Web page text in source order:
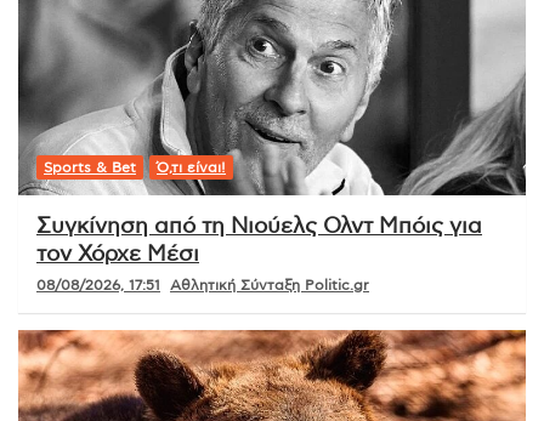
Sports & Bet Ό,τι είναι!
Συγκίνηση από τη Νιούελς Ολντ Μπόις για
τον Χόρχε Μέσι
08/08/2026, 17:51 Αθλητική Σύνταξη Politic.gr